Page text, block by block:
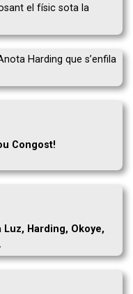
el físic sota la
Harding que s’enfila
Congost!
Harding, Okoye,